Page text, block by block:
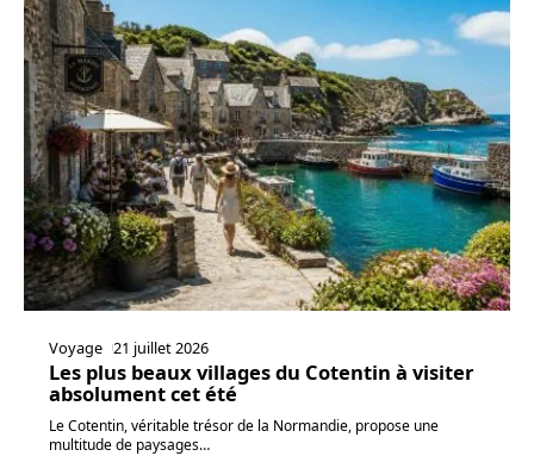
Voyage 21 juillet 2026
Les plus beaux villages du Cotentin à visiter
absolument cet été
Le Cotentin, véritable trésor de la Normandie, propose une
multitude de paysages…